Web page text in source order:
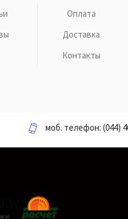
Оплата
Доставка
Контакты
моб. телефон:(044)